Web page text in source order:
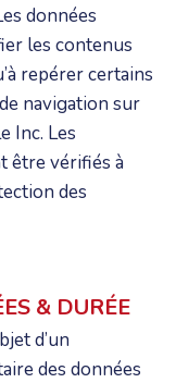
données
les contenus
repérer certains
navigation sur
Inc. Les
être vérifiés à
des
& DURÉE
d’un
des données